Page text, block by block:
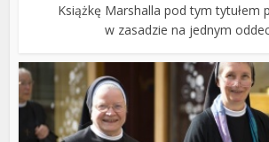
Książkę Marshalla pod tym tytułem
w zasadzie na jednym